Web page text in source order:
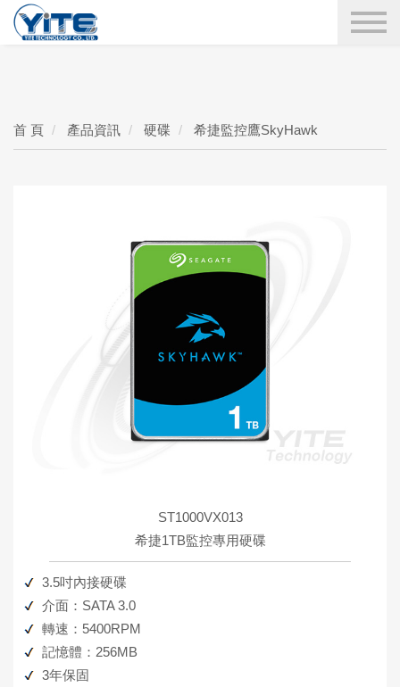
YITE Technology
首 頁 產品資訊 硬碟 希捷監控鷹SkyHawk
ST1000VX013
希捷1TB監控專用硬碟
3.5吋內接硬碟
介面：SATA 3.0
轉速：5400RPM
記憶體：256MB
3年保固